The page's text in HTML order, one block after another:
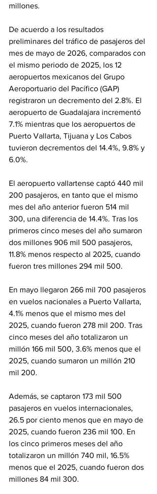
millones.
De acuerdo a los resultados
preliminares del tráfico de pasajeros del
mes de mayo de 2026, comparados con
el mismo periodo de 2025, los 12
aeropuertos mexicanos del Grupo
Aeroportuario del Pacífico (GAP)
registraron un decremento del 2.8%. El
aeropuerto de Guadalajara incrementó
7.1% mientras que los aeropuertos de
Puerto Vallarta, Tijuana y Los Cabos
tuvieron decrementos del 14.4%, 9.8% y
6.0%.
El aeropuerto vallartense captó 440 mil
200 pasajeros, en tanto que el mismo
mes del año anterior fueron 514 mil
300, una diferencia de 14.4%. Tras los
primeros cinco meses del año sumaron
dos millones 906 mil 500 pasajeros,
11.8% menos respecto al 2025, cuando
fueron tres millones 294 mil 500.
En mayo llegaron 266 mil 700 pasajeros
en vuelos nacionales a Puerto Vallarta,
4.1% menos que el mismo mes del
2025, cuando fueron 278 mil 200. Tras
cinco meses del año totalizaron un
millón 166 mil 500, 3.6% menos que el
2025, cuando sumaron un millón 210
mil 200.
Además, se captaron 173 mil 500
pasajeros en vuelos internacionales,
26.5 por ciento menos que en mayo de
2025, cuando fueron 236 mil 100. En
los cinco primeros meses del año
totalizaron un millón 740 mil, 16.5%
menos que el 2025, cuando fueron dos
millones 84 mil 300.